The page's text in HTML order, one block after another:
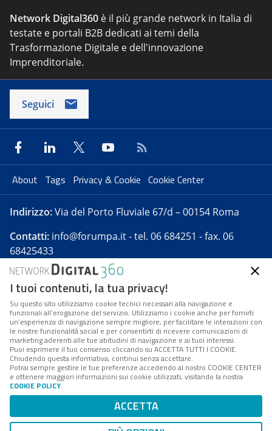
Network Digital360 è il più grande network in Italia di
testate e portali B2B dedicati ai temi della
Trasformazione Digitale e dell'innovazione
Imprenditoriale.
Seguici
About Tags Privacy & Cookie Cookie Center
Indirizzo:Via del Porto Fluviale 67/d – 00154 Roma
Contatti: info@forumpa.it- tel. 06 684251 - fax. 06
68425433
Forumpa.itè una pubblicazione telematica iscritta
presso Registro della stampa del Tribunale di Roma -
Reg. n. 182 del 2 maggio 2008 - Direttore resp. Michela
Stentella
FPA s.r.l. è società soggetta a Direzione e
Coordinamento da parte di Digital360 S.p.A. - FPA s.r.l.
è un'azienda certificata per il sistema di management
Codice Fiscale/Partita IVA n. 10693191008 - R.E.A. Roma
n. 1249791. ISP AWS
I tuoi contenuti, la tua privacy!
Su questo sito utilizziamo cookie tecnici necessari alla navigazione e
funzionali all’erogazione del servizio. Utilizziamo i cookie anche per fornirti
un’esperienza di navigazione sempre migliore, per facilitare le interazioni con
le nostre funzionalità social e per consentirti di ricevere comunicazioni di
marketing aderenti alle tue abitudini di navigazione e ai tuoi interessi.
Puoi esprimere il tuo consenso cliccando su ACCETTA TUTTI I COOKIE.
Chiudendo questa informativa, continui senza accettare.
Potrai sempre gestire le tue preferenze accedendo al nostro COOKIE CENTER
e ottenere maggiori informazioni sui cookie utilizzati, visitando la nostra
COOKIE POLICY.
ACCETTA